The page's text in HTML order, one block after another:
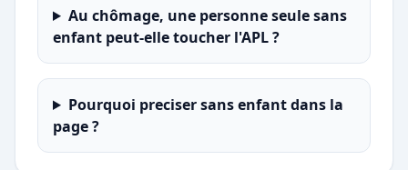
Au chômage, une personne seule sans
enfant peut-elle toucher l'APL ?
Pourquoi preciser sans enfant dans la
page ?